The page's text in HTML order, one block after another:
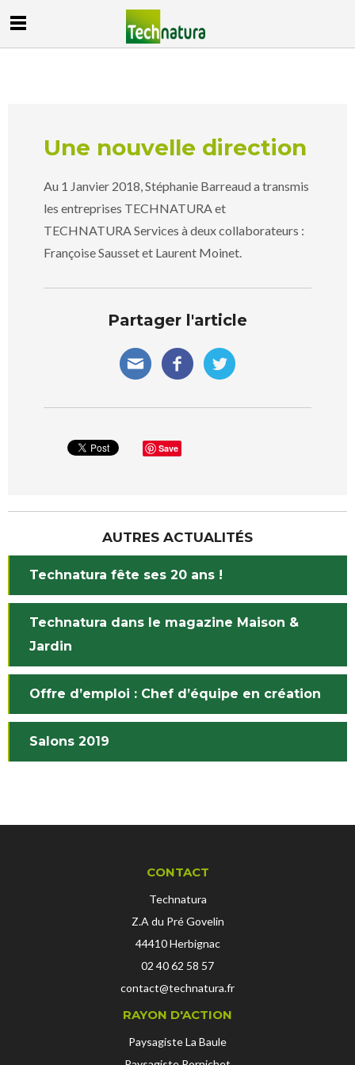
Une nouvelle direction
Au 1 Janvier 2018, Stéphanie Barreaud a transmis
les entreprises TECHNATURA et
TECHNATURA Services à deux collaborateurs :
Françoise Sausset et Laurent Moinet.
Partager l'article
Save
AUTRES ACTUALITÉS
Technatura fête ses 20 ans !
Technatura dans le magazine Maison &
Jardin
Offre d’emploi : Chef d’équipe en création
Salons 2019
CONTACT
Technatura
Z.A du Pré Govelin
44410 Herbignac
02 40 62 58 57
contact@technatura.fr
RAYON D'ACTION
Paysagiste La Baule